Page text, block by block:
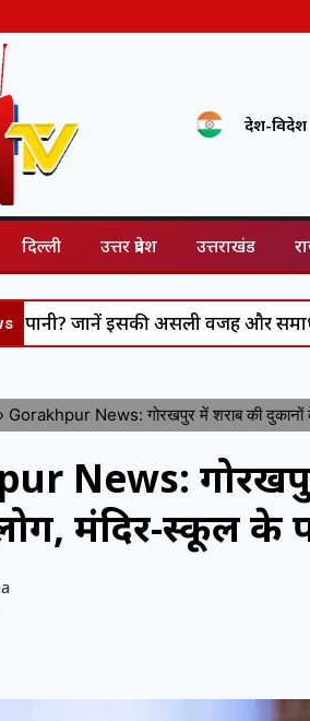
देश-विदेश
दिल्ली उत्तर प्रदेश उत्तराखंड
इसकी असली वजह और समाधान
Gorakhpur News: गोरखपुर में शराब की
News:
मंदिर-स्कूल के